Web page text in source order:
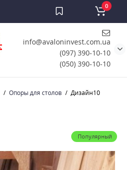
info@avaloninvest.com.ua
(097) 390-10-10
(050) 390-10-10
0
Опоры для столов Дизайн10
Популярный